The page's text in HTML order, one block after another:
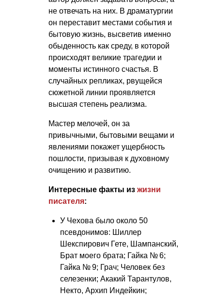
не отвечать на них. В драматургии
он переставит местами события и
бытовую жизнь, высветив именно
обыденность как среду, в которой
происходят великие трагедии и
моменты истинного счастья. В
случайных репликах, рвущейся
сюжетной линии проявляется
высшая степень реализма.
Мастер мелочей, он за
привычными, бытовыми вещами и
явлениями покажет ущербность
пошлости, призывая к духовному
очищению и развитию.
Интересные факты из жизни
писателя:
У Чехова было около 50
псевдонимов: Шиллер
Шекспирович Гете, Шампанский,
Брат моего брата; Гайка № 6;
Гайка № 9; Грач; Человек без
селезенки; Акакий Тарантулов,
Некто, Архип Индейкин;